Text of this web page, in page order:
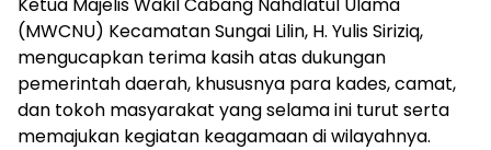
(MWCNU) Kecamatan Sungai Lilin, H. Yulis Siriziq,
mengucapkan terima kasih atas dukungan
pemerintah daerah, khususnya para kades, camat,
dan tokoh masyarakat yang selama ini turut serta
memajukan kegiatan keagamaan di wilayahnya.